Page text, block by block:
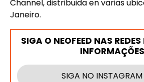
Channel, distribuida en varias
Janeiro.
SIGA O NEOFEED NAS
INFORMAÇÕES
SIGA NO INSTAGRAM